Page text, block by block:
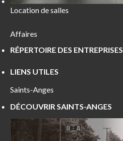
Location de salles
Affaires
RÉPERTOIRE DES ENTREPRISES
LIENS UTILES
Saints-Anges
DÉCOUVRIR SAINTS-ANGES